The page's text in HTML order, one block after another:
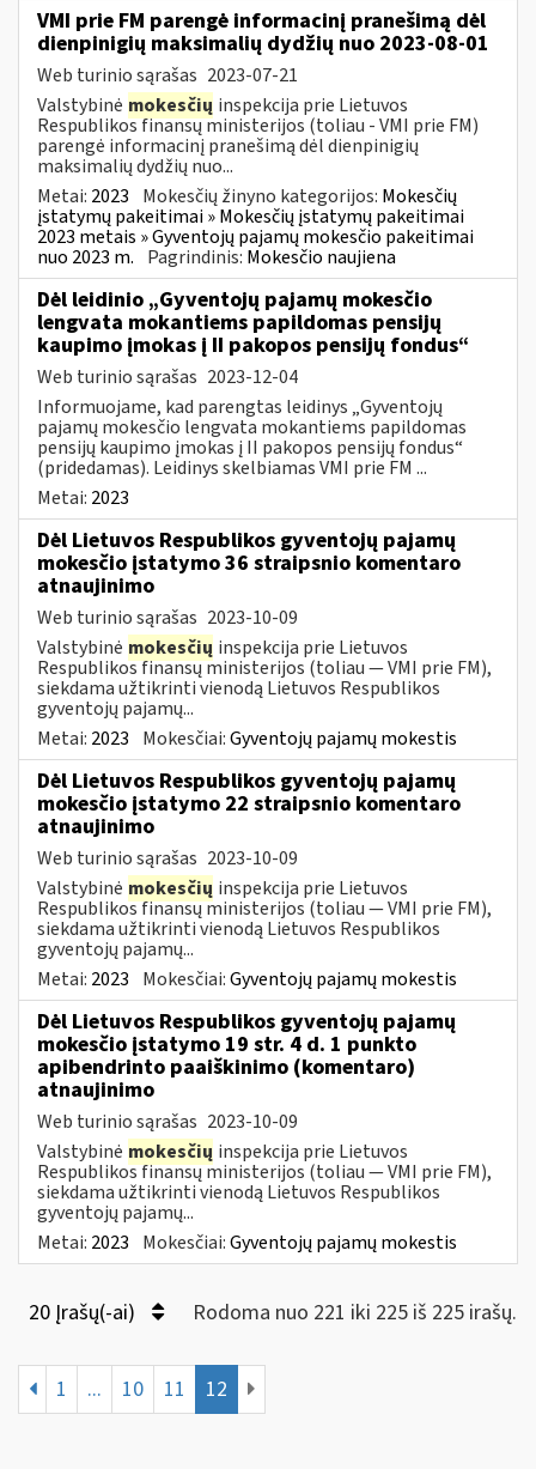
VMI prie FM parengė informacinį pranešimą dėl
dienpinigių maksimalių dydžių nuo 2023-08-01
Web turinio sąrašas 2023-07-21
Valstybinė mokesčių inspekcija prie Lietuvos
Respublikos finansų ministerijos (toliau - VMI prie FM)
parengė informacinį pranešimą dėl dienpinigių
maksimalių dydžių nuo...
Metai: 2023 Mokesčių žinyno kategorijos: Mokesčių
įstatymų pakeitimai » Mokesčių įstatymų pakeitimai
2023 metais » Gyventojų pajamų mokesčio pakeitimai
nuo 2023 m. Pagrindinis: Mokesčio naujiena
Dėl leidinio „Gyventojų pajamų mokesčio
lengvata mokantiems papildomas pensijų
kaupimo įmokas į II pakopos pensijų fondus“
Web turinio sąrašas 2023-12-04
Informuojame, kad parengtas leidinys „Gyventojų
pajamų mokesčio lengvata mokantiems papildomas
pensijų kaupimo įmokas į II pakopos pensijų fondus“
(pridedamas). Leidinys skelbiamas VMI prie FM ...
Metai: 2023
Dėl Lietuvos Respublikos gyventojų pajamų
mokesčio įstatymo 36 straipsnio komentaro
atnaujinimo
Web turinio sąrašas 2023-10-09
Valstybinė mokesčių inspekcija prie Lietuvos
Respublikos finansų ministerijos (toliau — VMI prie FM),
siekdama užtikrinti vienodą Lietuvos Respublikos
gyventojų pajamų...
Metai: 2023 Mokesčiai:Gyventojų pajamų mokestis
Dėl Lietuvos Respublikos gyventojų pajamų
mokesčio įstatymo 22 straipsnio komentaro
atnaujinimo
Web turinio sąrašas 2023-10-09
Valstybinė mokesčių inspekcija prie Lietuvos
Respublikos finansų ministerijos (toliau — VMI prie FM),
siekdama užtikrinti vienodą Lietuvos Respublikos
gyventojų pajamų...
Metai: 2023 Mokesčiai:Gyventojų pajamų mokestis
Dėl Lietuvos Respublikos gyventojų pajamų
mokesčio įstatymo 19 str. 4 d. 1 punkto
apibendrinto paaiškinimo (komentaro)
atnaujinimo
Web turinio sąrašas 2023-10-09
Valstybinė mokesčių inspekcija prie Lietuvos
Respublikos finansų ministerijos (toliau — VMI prie FM),
siekdama užtikrinti vienodą Lietuvos Respublikos
gyventojų pajamų...
Metai: 2023 Mokesčiai:Gyventojų pajamų mokestis
20 Įrašų(-ai) Rodoma nuo 221 iki 225 iš 225 irašų.
1 ... 10 11 12